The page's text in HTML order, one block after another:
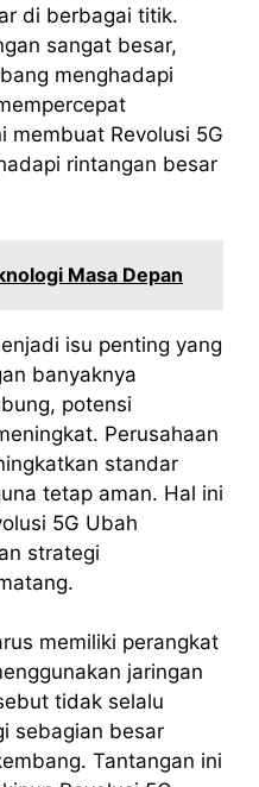
di berbagai titik.
sangat besar,
menghadapi
membuat Revolusi 5G
rintangan besar
Masa Depan
isu penting yang
banyaknya
potensi
Perusahaan
standar
tetap aman. Hal ini
5G Ubah
strategi
memiliki perangkat
jaringan
tidak selalu
sebagian besar
Tantangan ini